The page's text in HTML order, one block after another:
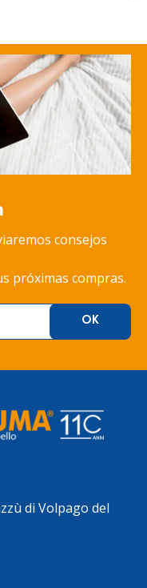
consejos
próximas compras.
di Volpago del